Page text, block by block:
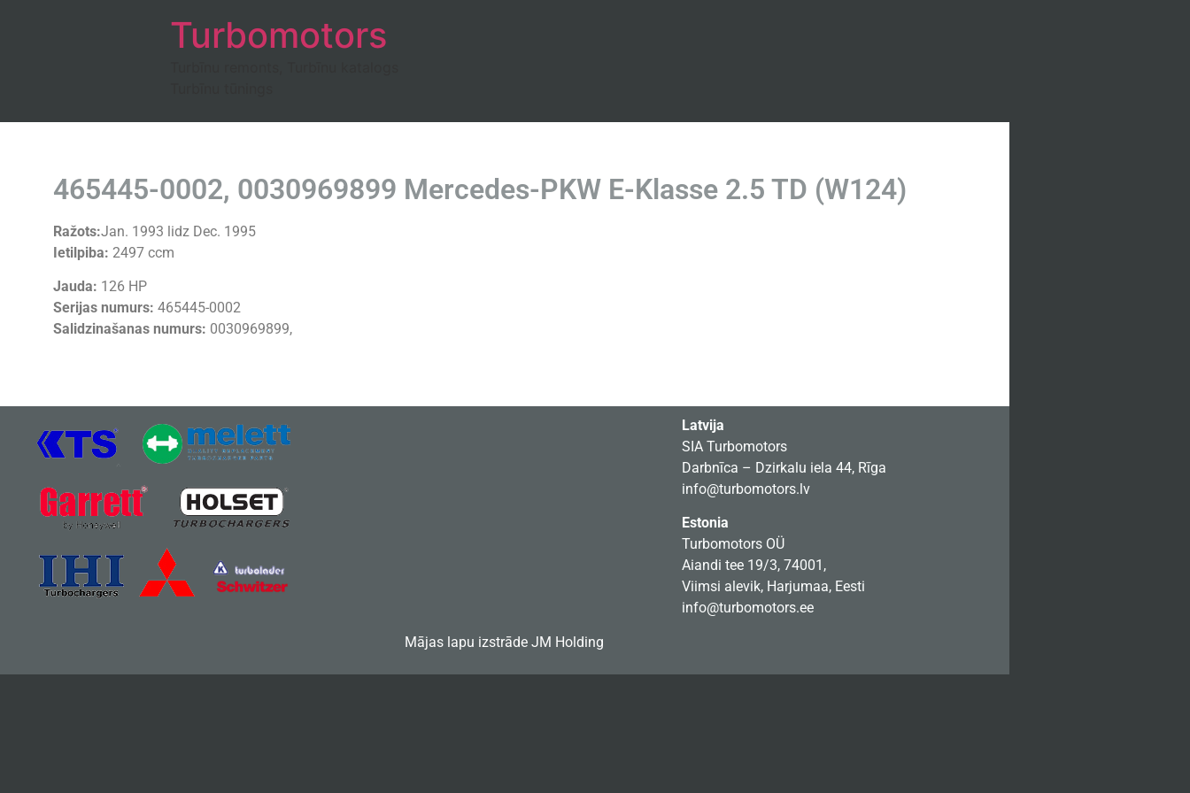
Turbomotors
465445-0002, 0030969899 Mercedes-PKW E-Klasse 2.5 TD (W124)
Ražots:Jan. 1993 lidz Dec. 1995
Ietilpiba: 2497 ccm
Jauda: 126 HP
Serijas numurs: 465445-0002
Salidzinašanas numurs: 0030969899,
Mājas lapu izstrāde JM Holding
Latvija
SIA Turbomotors
Darbnīca – Dzirkalu iela 44, Rīga
info@turbomotors.lv
Estonia
Turbomotors OÜ
Aiandi tee 19/3, 74001,
Viimsi alevik, Harjumaa, Eesti
info@turbomotors.ee